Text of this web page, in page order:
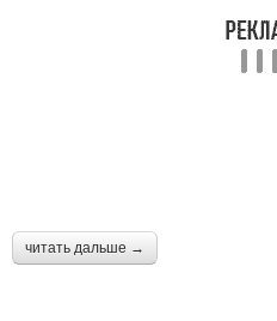
читать дальше →